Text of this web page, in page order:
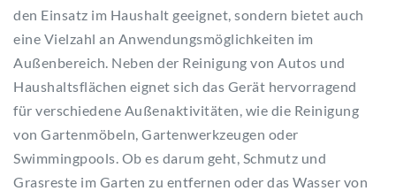
den Einsatz im Haushalt geeignet, sondern bietet auch
eine Vielzahl an Anwendungsmöglichkeiten im
Außenbereich. Neben der Reinigung von Autos und
Haushaltsflächen eignet sich das Gerät hervorragend
für verschiedene Außenaktivitäten, wie die Reinigung
von Gartenmöbeln, Gartenwerkzeugen oder
Swimmingpools. Ob es darum geht, Schmutz und
Grasreste im Garten zu entfernen oder das Wasser von